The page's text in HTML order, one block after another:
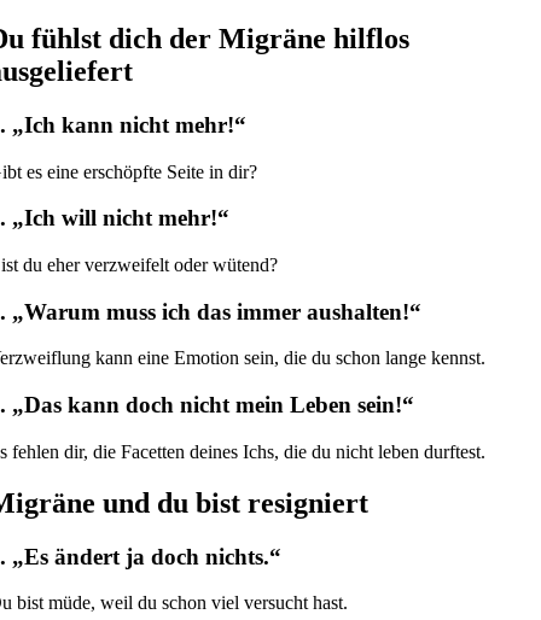
fühlst dich der Migräne hilflos
„Ich kann nicht mehr!“
es eine erschöpfte Seite in dir?
„Ich will nicht mehr!“
du eher verzweifelt oder wütend?
„Warum muss ich das immer aushalten!“
kann eine Emotion sein, die du schon lange kennst.
„Das kann doch nicht mein Leben sein!“
fehlen dir, die Facetten deines Ichs, die du nicht leben durftest.
und du bist resigniert
„Es ändert ja doch nichts.“
bist müde, weil du schon viel versucht hast.